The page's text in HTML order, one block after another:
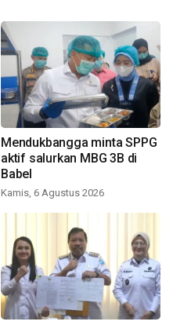
Mendukbangga minta SPPG
aktif salurkan MBG 3B di
Babel
Kamis, 6 Agustus 2026